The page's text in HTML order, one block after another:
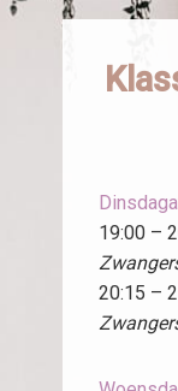
19:00 –
20:15 –